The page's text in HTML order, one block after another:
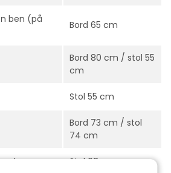
ben (på
Bord 65 cm
Bord 80 cm / stol 55
cm
Stol 55 cm
Bord 73 cm / stol
74 cm
Stol 68 cm